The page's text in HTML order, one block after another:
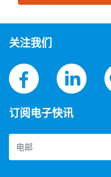
关注我们
订阅电子快讯